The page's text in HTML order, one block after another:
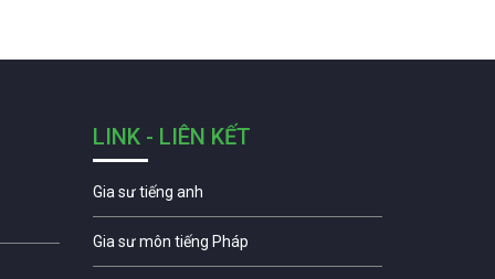
LINK - LIÊN KẾT
Gia sư tiếng anh
Gia sư môn tiếng Pháp